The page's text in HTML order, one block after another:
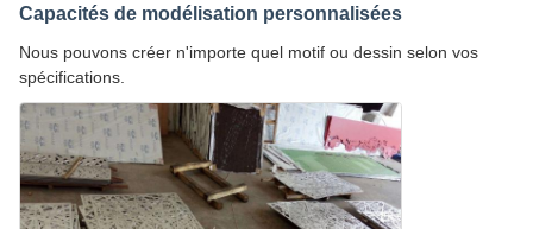
Capacités de modélisation personnalisées
Nous pouvons créer n'importe quel motif ou dessin selon vos
spécifications.